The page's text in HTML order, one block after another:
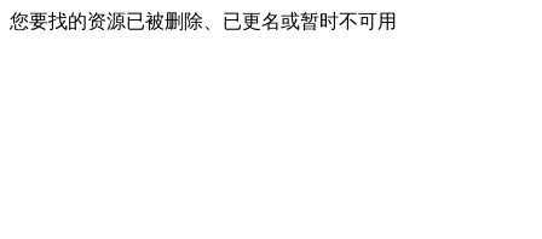
您要找的资源已被删除、已更名或暂时不可用